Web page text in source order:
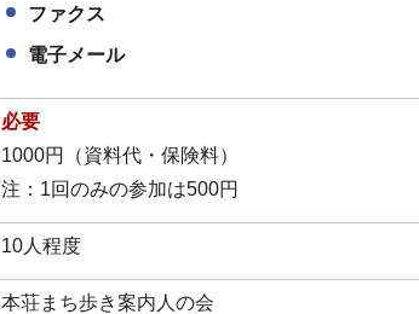
ファクス
電子メール
必要
1000円（資料代・保険料）
注：1回のみの参加は500円
10人程度
本荘まち歩き案内人の会